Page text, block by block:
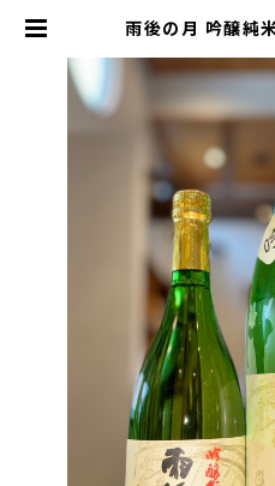
雨後の月 吟醸純
【BASE公式】
年・広島の日本酒